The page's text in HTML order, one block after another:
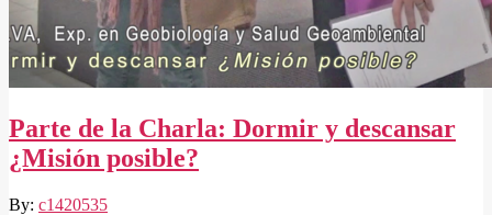
Parte de la Charla: Dormir y descansar
¿Misión posible?
2025-
By: c1420535